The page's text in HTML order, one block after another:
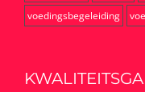
voedingsbegeleiding